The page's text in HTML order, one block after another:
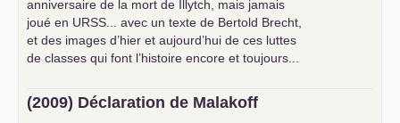
anniversaire de la mort de Illytch, mais jamais
joué en URSS ... avec un texte de Bertold Brecht,
et des images d’hier et aujourd’hui de ces luttes
de classes qui font l’histoire encore et toujours...
(2009) Déclaration de Malakoff